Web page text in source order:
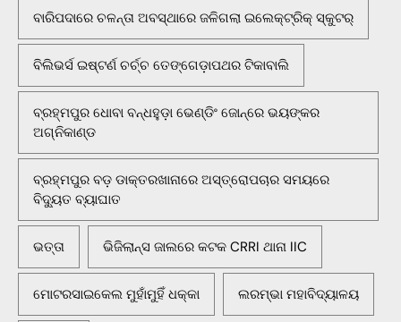
ବାରିପଦାରେ ଚଳନ୍ତା ଅବସ୍ଥାରେ ଜଳିଗଲା ଇଲେକ୍ଟ୍ରିକ୍ ସ୍କୁଟର୍
ବିଲିଭର୍ସ ଇଷ୍ଟର୍ଣ ଚର୍ଚ୍ଚ ତେଙ୍ଗେଡ଼ାପଥର ଟିକାବାଲି
ବ୍ରହ୍ମପୁର ଧୋବା ବନ୍ଧହୁଡ଼ା ଭେଣ୍ଡିଂ ଜୋନ୍‌ରେ ଭୟଙ୍କର
ଅଗ୍ନିକାଣ୍ଡ
ବ୍ରହ୍ମପୁର ବଡ଼ ଡାକ୍ତରଖାନାରେ ଅସ୍ତ୍ରୋପଚାର ସମୟରେ
ବିଦ୍ୟୁତ ବ୍ୟାଘାତ
ଭତ୍ତା ଭିଜିଲାନ୍ସ ଜାଲରେ କଟକ CRRI ଥାନା IIC
ମୋଟରସାଇକେଲ ମୁହାଁମୁହିଁ ଧକ୍କା ଲରମ୍ଭା ମହାବିଦ୍ୟାଳୟ